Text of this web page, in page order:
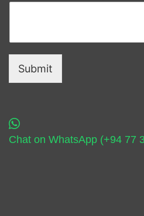
Submit
Chat on WhatsApp (+94 77